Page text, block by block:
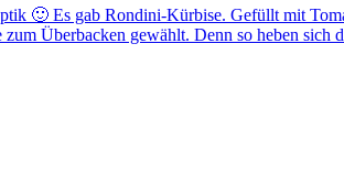
🙂 Es gab Rondini-Kürbise. Gefüllt mit
zum Überbacken gewählt. Denn so heben